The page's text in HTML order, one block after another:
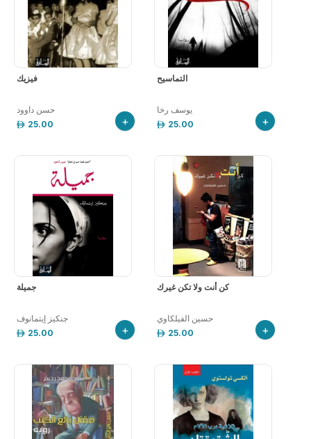
فيزيك
حسن داوود
25.00
+
التماسيح
يوسف رخا
25.00
+
جميلة
جنكيز إيتمانوف
25.00
+
كن أنت ولا تكن غيرك
حسين الفيلكاوي
25.00
+